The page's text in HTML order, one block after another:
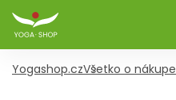
Yogashop.czVšetko o nákupe